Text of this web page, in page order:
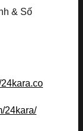
& Số
24kara/